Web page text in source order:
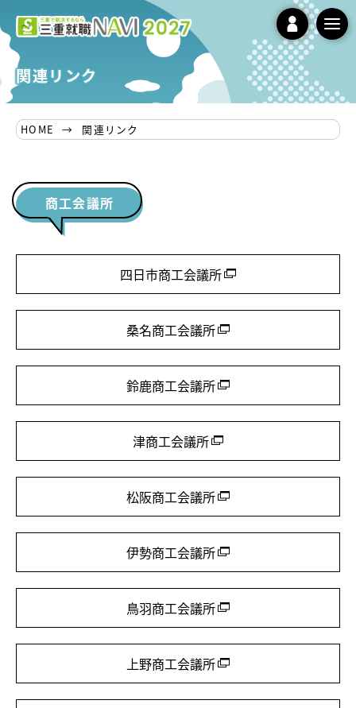
関連リンク
HOME 関連リンク
商工会議所
四日市商工会議所
桑名商工会議所
鈴鹿商工会議所
津商工会議所
松阪商工会議所
伊勢商工会議所
鳥羽商工会議所
上野商工会議所